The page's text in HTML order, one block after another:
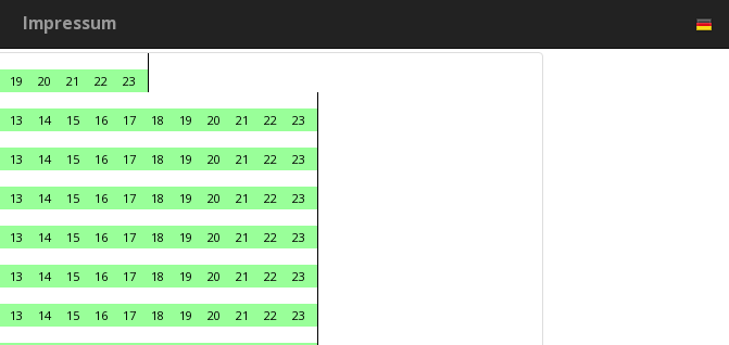
Impressum
19 20 21 22
23
13 14 15 16 17 18 19 20 21 22
23
13 14 15 16 17 18 19 20 21 22
23
13 14 15 16 17 18 19 20 21 22
23
13 14 15 16 17 18 19 20 21 22
23
13 14 15 16 17 18 19 20 21 22
23
13 14 15 16 17 18 19 20 21 22
23